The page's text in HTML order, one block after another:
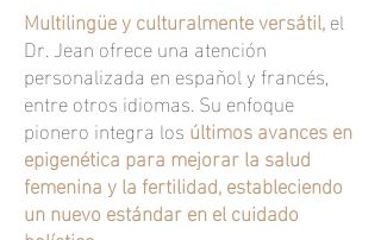
Multilingüe y culturalmente versátil,el
Dr. Jean ofrece una atención
personalizada en español y francés,
entre otros idiomas. Su enfoque
pionero integra losúltimos avances en
epigenética para mejorar la salud
femenina y la fertilidad, estableciendo
un nuevo estándar en el cuidado